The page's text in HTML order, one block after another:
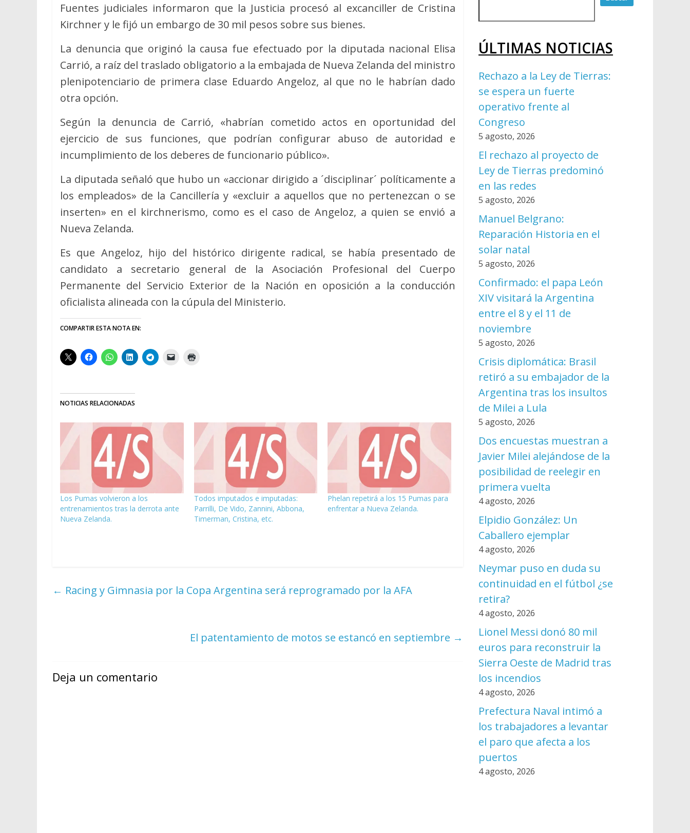
Fuentes judiciales informaron que la Justicia procesó al excanciller de Cristina
Kirchner y le fijó un embargo de 30 mil pesos sobre sus bienes.
La denuncia que originó la causa fue efectuado por la diputada nacional Elisa
Carrió, a raíz del traslado obligatorio a la embajada de Nueva Zelanda del ministro
plenipotenciario de primera clase Eduardo Angeloz, al que no le habrían dado
otra opción.
Según la denuncia de Carrió, «habrían cometido actos en oportunidad del
ejercicio de sus funciones, que podrían configurar abuso de autoridad e
incumplimiento de los deberes de funcionario público».
La diputada señaló que hubo un «accionar dirigido a ´disciplinar´ políticamente a
los empleados» de la Cancillería y «excluir a aquellos que no pertenezcan o se
inserten» en el kirchnerismo, como es el caso de Angeloz, a quien se envió a
Nueva Zelanda.
Es que Angeloz, hijo del histórico dirigente radical, se había presentado de
candidato a secretario general de la Asociación Profesional del Cuerpo
Permanente del Servicio Exterior de la Nación en oposición a la conducción
oficialista alineada con la cúpula del Ministerio.
COMPARTIR ESTA NOTA EN:
NOTICIAS RELACIONADAS
Los Pumas volvieron a los
entrenamientos tras la derrota ante
Nueva Zelanda.
Todos imputados e imputadas:
Parrilli, De Vido, Zannini, Abbona,
Timerman, Cristina, etc.
Phelan repetirá a los 15 Pumas para
enfrentar a Nueva Zelanda.
← Racing y Gimnasia por la Copa Argentina será reprogramado por la AFA
El patentamiento de motos se estancó en septiembre →
Deja un comentario
ÚLTIMAS NOTICIAS
Rechazo a la Ley de Tierras:
se espera un fuerte
operativo frente al
Congreso
5 agosto, 2026
El rechazo al proyecto de
Ley de Tierras predominó
en las redes
5 agosto, 2026
Manuel Belgrano:
Reparación Historia en el
solar natal
5 agosto, 2026
Confirmado: el papa León
XIV visitará la Argentina
entre el 8 y el 11 de
noviembre
5 agosto, 2026
Crisis diplomática: Brasil
retiró a su embajador de la
Argentina tras los insultos
de Milei a Lula
5 agosto, 2026
Dos encuestas muestran a
Javier Milei alejándose de la
posibilidad de reelegir en
primera vuelta
4 agosto, 2026
Elpidio González: Un
Caballero ejemplar
4 agosto, 2026
Neymar puso en duda su
continuidad en el fútbol ¿se
retira?
4 agosto, 2026
Lionel Messi donó 80 mil
euros para reconstruir la
Sierra Oeste de Madrid tras
los incendios
4 agosto, 2026
Prefectura Naval intimó a
los trabajadores a levantar
el paro que afecta a los
puertos
4 agosto, 2026